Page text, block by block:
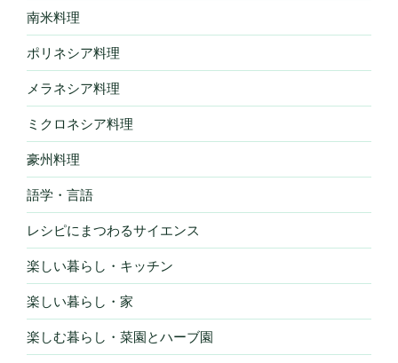
南米料理
ポリネシア料理
メラネシア料理
ミクロネシア料理
豪州料理
語学・言語
レシピにまつわるサイエンス
楽しい暮らし・キッチン
楽しい暮らし・家
楽しむ暮らし・菜園とハーブ園